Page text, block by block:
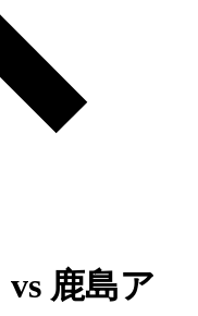
vs 鹿島ア